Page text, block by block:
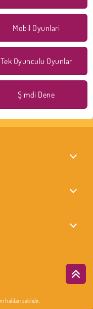
Mobil Oyunlari
Tek Oyunculu Oyunlar
Şimdi Dene
saklıdır.